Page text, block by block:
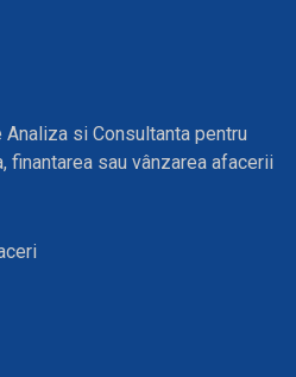
si Consultanta pentru
finantarea sau vânzarea afacerii